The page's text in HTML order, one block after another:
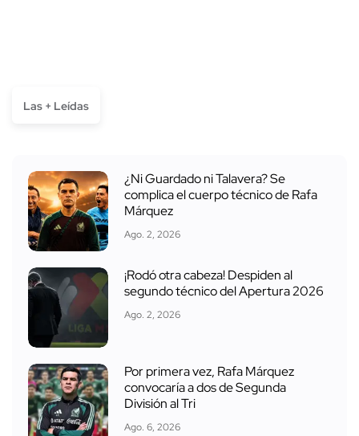
Las + Leídas
¿Ni Guardado ni Talavera? Se
complica el cuerpo técnico de Rafa
Márquez
Ago. 2, 2026
¡Rodó otra cabeza! Despiden al
segundo técnico del Apertura 2026
Ago. 2, 2026
Por primera vez, Rafa Márquez
convocaría a dos de Segunda
División al Tri
Ago. 6, 2026